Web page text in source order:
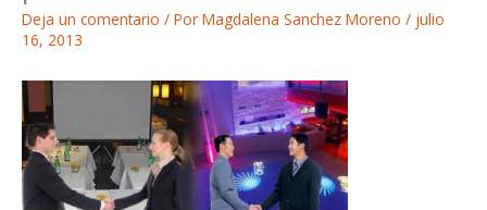
Deja un comentario / Por Magdalena Sanchez Moreno / julio
16, 2013